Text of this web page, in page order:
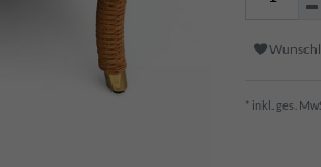
* inkl. ges.